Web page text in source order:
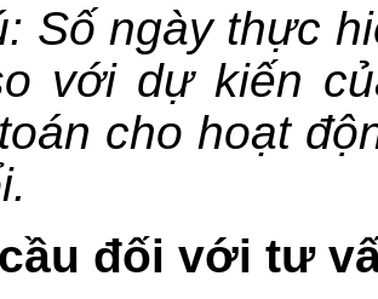
Số ngày thực
với dự kiến
cho hoạt
đối với tư